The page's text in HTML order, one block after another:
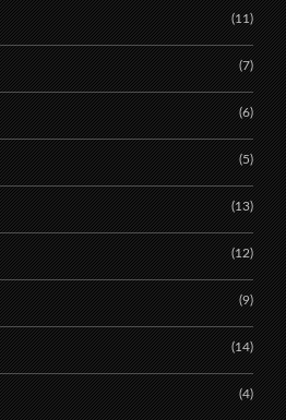
(11)
(7)
(6)
(5)
(13)
(12)
(9)
(14)
(4)